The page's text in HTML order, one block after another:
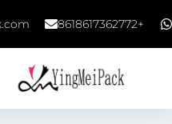
+8618617362772